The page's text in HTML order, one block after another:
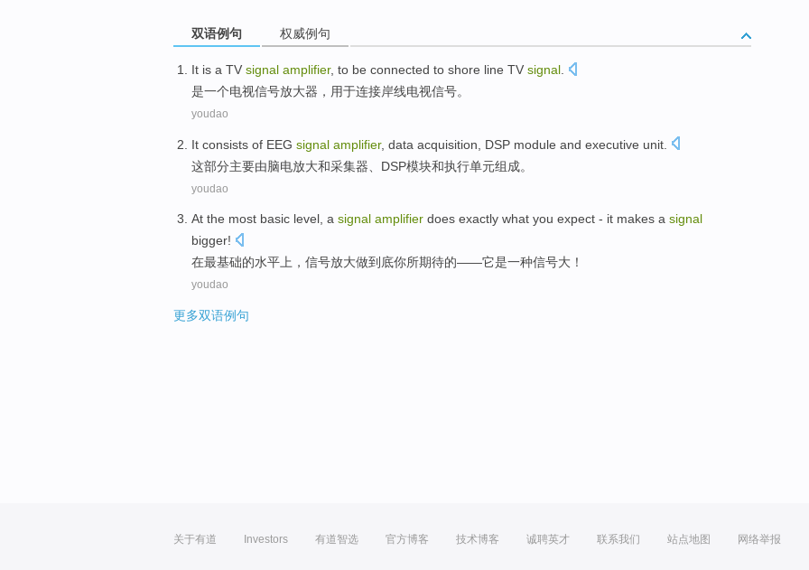
双语例句 权威例句
It is a TV signal amplifier, to be connected to shore line TV signal
是一个电视信号放大器 ， 用于连接岸线电视信号。
youdao
It consists of EEG signal amplifier, data acquisition DSP module and executive unit
这部分主要由脑电放大和采集器 DSP模块和执行单元组成。
youdao
At the most basic level, a signal amplifier does exactly what you expect - it makes a signal
bigger!
在最基础的水平上 ， 信号放大做到底你所期待的——它是一种信号大 ！
youdao
更多双语例句
关于有道 Investors 有道智选 官方博客 技术博客 诚聘英才 联系我们 站点地图 网络举报